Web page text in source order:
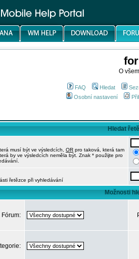
O
FAQ Hledat
Osobní nastavení
Hledat
musí být ve výsledcích, OR pro taková, která tam
by ve výsledcích neměla být. Znak * použijte pro
řetězce při vyhledávání
Možnosti
Fórum: